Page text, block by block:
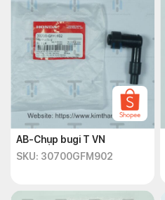
AB-Chụp bugi T VN
SKU: 30700GFM902